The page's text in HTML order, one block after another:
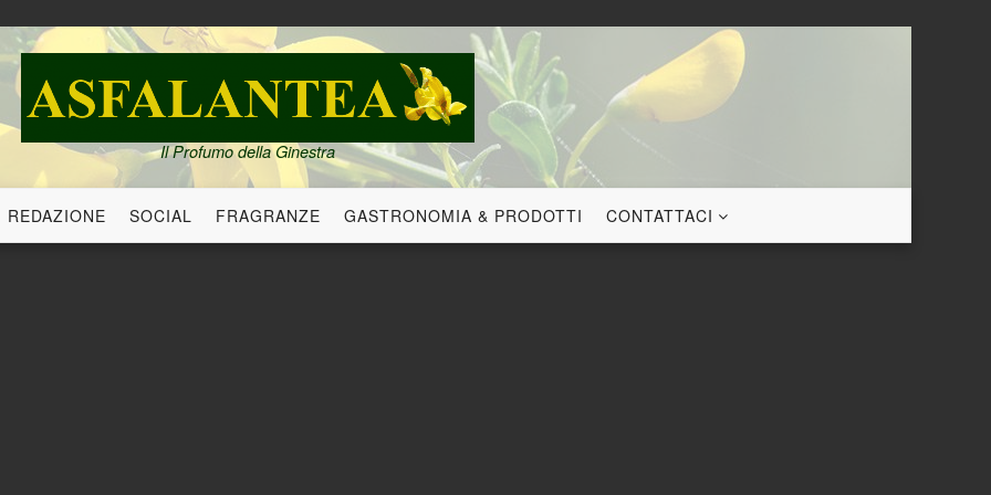
Il Profumo della Ginestra
REDAZIONE SOCIAL FRAGRANZE GASTRONOMIA & PRODOTTI CONTATTACI